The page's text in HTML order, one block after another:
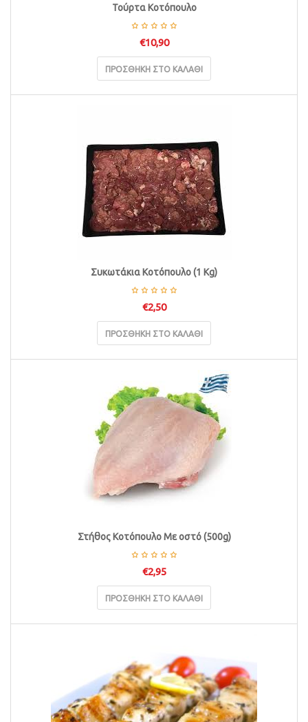
Τούρτα Κοτόπουλο
€10,90
ΠΡΟΣΘΉΚΗ ΣΤΟ ΚΑΛΆΘΙ
Συκωτάκια Κοτόπουλο (1 Kg)
€2,50
ΠΡΟΣΘΉΚΗ ΣΤΟ ΚΑΛΆΘΙ
Στήθος Κοτόπουλο Με οστό (500g)
€2,95
ΠΡΟΣΘΉΚΗ ΣΤΟ ΚΑΛΆΘΙ